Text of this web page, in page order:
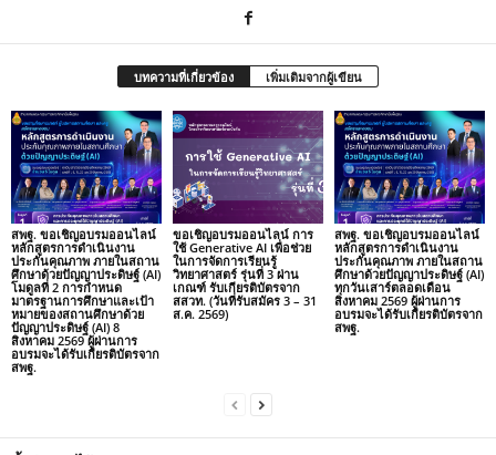
บทความที่เกี่ยวข้อง เพิ่มเติมจากผู้เขียน
สพฐ. ขอเชิญอบรมออนไลน์
หลักสูตรการดำเนินงาน
ประกันคุณภาพ ภายในสถาน
ศึกษาด้วยปัญญาประดิษฐ์ (AI)
โมดูลที่ 2 การกำหนด
มาตรฐานการศึกษาและเป้า
หมายของสถานศึกษาด้วย
ปัญญาประดิษฐ์ (AI) 8
สิงหาคม 2569 ผู้ผ่านการ
อบรมจะได้รับเกียรติบัตรจาก
สพฐ.
ขอเชิญอบรมออนไลน์ การ
ใช้ Generative AI เพื่อช่วย
ในการจัดการเรียนรู้
วิทยาศาสตร์ รุ่นที่ 3 ผ่าน
เกณฑ์ รับเกียรติบัตรจาก
สสวท. (วันที่รับสมัคร 3 – 31
ส.ค. 2569)
สพฐ. ขอเชิญอบรมออนไลน์
หลักสูตรการดำเนินงาน
ประกันคุณภาพ ภายในสถาน
ศึกษาด้วยปัญญาประดิษฐ์ (AI)
ทุกวันเสาร์ตลอดเดือน
สิงหาคม 2569 ผู้ผ่านการ
อบรมจะได้รับเกียรติบัตรจาก
สพฐ.